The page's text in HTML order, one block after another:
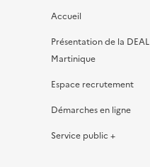
Accueil
Présentation de la DEAL
Martinique
Espace recrutement
Démarches en ligne
Service public +